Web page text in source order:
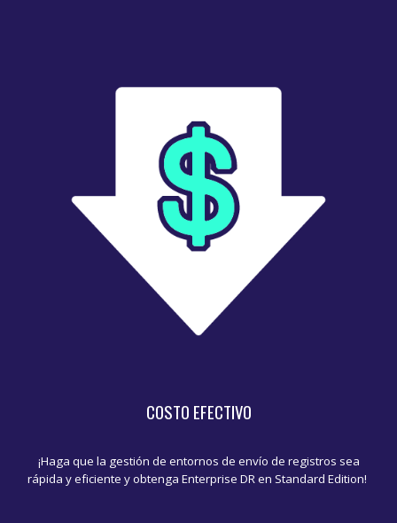
COSTO EFECTIVO
¡Haga que la gestión de entornos de envío de registros sea
rápida y eficiente y obtenga Enterprise DR en Standard Edition!